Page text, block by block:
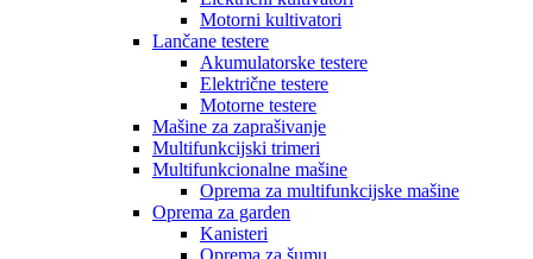
Motorni kultivatori
Lančane testere
Akumulatorske testere
Električne testere
Motorne testere
Mašine za zaprašivanje
Multifunkcijski trimeri
Multifunkcionalne mašine
Oprema za multifunkcijske mašine
Oprema za garden
Kanisteri
Oprema za šumu